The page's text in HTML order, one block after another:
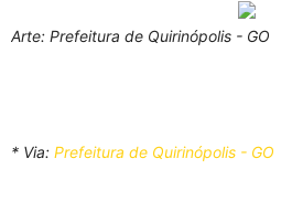
Arte: Prefeitura de Quirinópolis - GO
* Via: Prefeitura de Quirinópolis - GO